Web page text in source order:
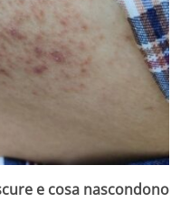
e cosa nascondono